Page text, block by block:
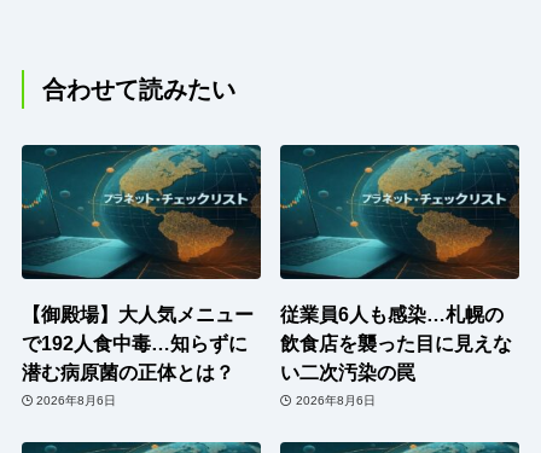
合わせて読みたい
【御殿場】大人気メニュー
で192人食中毒…知らずに
潜む病原菌の正体とは？
2026年8月6日
従業員6人も感染…札幌の
飲食店を襲った目に見えな
い二次汚染の罠
2026年8月6日